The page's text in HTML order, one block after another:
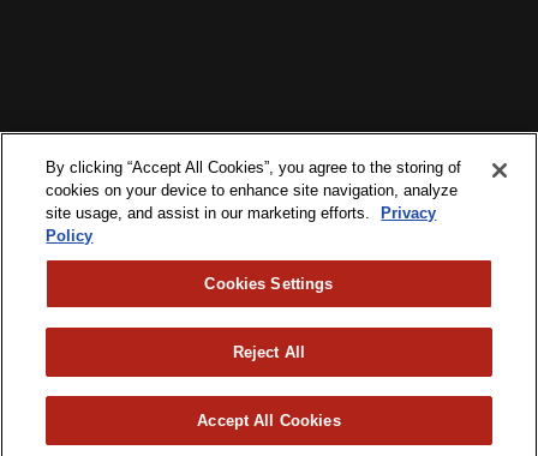
©2026. All Rights Reserved.
POLITIQUE DE CONFIDENTIALITÉ
TERMS & CONDITIONS
By clicking “Accept All Cookies”, you agree to the storing of
cookies on your device to enhance site navigation, analyze
site usage, and assist in our marketing efforts.
Privacy
Policy
Cookies Settings
Reject All
Accept All Cookies